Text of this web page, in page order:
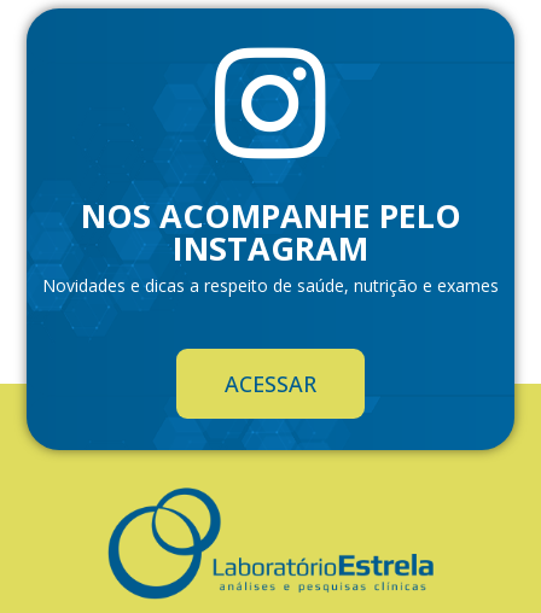
NOS ACOMPANHE PELO
INSTAGRAM
Novidades e dicas a respeito de saúde, nutrição e exames
ACESSAR